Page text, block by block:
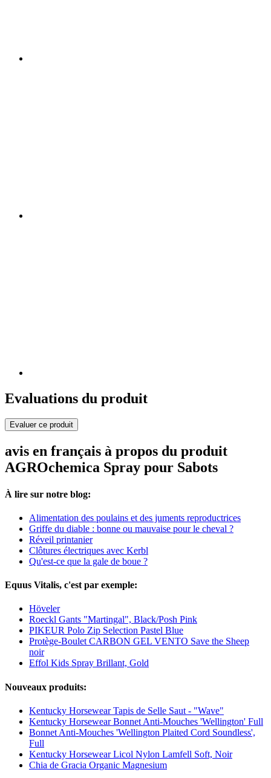
Evaluations du produit
Evaluer ce produit
avis en français à propos du produit
AGROchemica Spray pour Sabots
À lire sur notre blog:
Alimentation des poulains et des juments reproductrices
Griffe du diable : bonne ou mauvaise pour le cheval ?
Réveil printanier
Clôtures électriques avec Kerbl
Qu'est-ce que la gale de boue ?
Equus Vitalis, c'est par exemple:
Höveler
Roeckl Gants "Martingal", Black/Posh Pink
PIKEUR Polo Zip Selection Pastel Blue
Protège-Boulet CARBON GEL VENTO Save the Sheep
noir
Effol Kids Spray Brillant, Gold
Nouveaux produits:
Kentucky Horsewear Tapis de Selle Saut - "Wave"
Kentucky Horsewear Bonnet Anti-Mouches 'Wellington' Full
Bonnet Anti-Mouches 'Wellington Plaited Cord Soundless',
Full
Kentucky Horsewear Licol Nylon Lamfell Soft, Noir
Chia de Gracia Organic Magnesium